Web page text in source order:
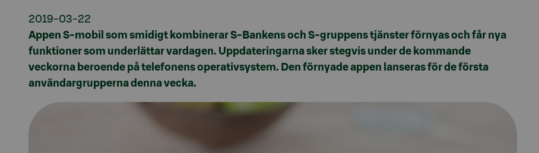
2019-03-22
Appen S-mobil som smidigt kombinerar S-Bankens och S-gruppens tjänster förnyas och får nya
funktioner som underlättar vardagen. Uppdateringarna sker stegvis under de kommande
veckorna beroende på telefonens operativsystem. Den förnyade appen lanseras för de första
användargrupperna denna vecka.